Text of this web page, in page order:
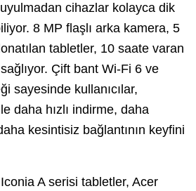
cihazlar kolayca dik
8 MP flaşlı arka kamera, 5
tabletler, 10 saate varan
Çift bant Wi-Fi 6 ve
sayesinde kullanıcılar,
daha hızlı indirme, daha
kesintisiz bağlantının keyfini
A serisi tabletler, Acer